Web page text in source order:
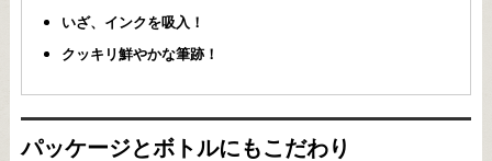
いざ、インクを吸入！
クッキリ鮮やかな筆跡！
パッケージとボトルにもこだわり